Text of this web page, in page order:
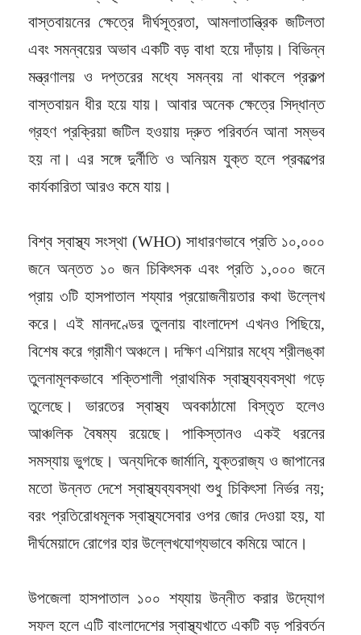
বাস্তবায়নের ক্ষেত্রে দীর্ঘসূত্রতা, আমলাতান্ত্রিক জটিলতা
এবং সমন্বয়ের অভাব একটি বড় বাধা হয়ে দাঁড়ায়। বিভিন্ন
মন্ত্রণালয় ও দপ্তরের মধ্যে সমন্বয় না থাকলে প্রকল্প
বাস্তবায়ন ধীর হয়ে যায়। আবার অনেক ক্ষেত্রে সিদ্ধান্ত
গ্রহণ প্রক্রিয়া জটিল হওয়ায় দ্রুত পরিবর্তন আনা সম্ভব
হয় না। এর সঙ্গে দুর্নীতি ও অনিয়ম যুক্ত হলে প্রকল্পের
কার্যকারিতা আরও কমে যায়।
বিশ্ব স্বাস্থ্য সংস্থা (WHO) সাধারণভাবে প্রতি ১০,০০০
জনে অন্তত ১০ জন চিকিৎসক এবং প্রতি ১,০০০ জনে
প্রায় ৩টি হাসপাতাল শয্যার প্রয়োজনীয়তার কথা উল্লেখ
করে। এই মানদণ্ডের তুলনায় বাংলাদেশ এখনও পিছিয়ে,
বিশেষ করে গ্রামীণ অঞ্চলে। দক্ষিণ এশিয়ার মধ্যে শ্রীলঙ্কা
তুলনামূলকভাবে শক্তিশালী প্রাথমিক স্বাস্থ্যব্যবস্থা গড়ে
তুলেছে। ভারতের স্বাস্থ্য অবকাঠামো বিস্তৃত হলেও
আঞ্চলিক বৈষম্য রয়েছে। পাকিস্তানও একই ধরনের
সমস্যায় ভুগছে। অন্যদিকে জার্মানি, যুক্তরাজ্য ও জাপানের
মতো উন্নত দেশে স্বাস্থ্যব্যবস্থা শুধু চিকিৎসা নির্ভর নয়;
বরং প্রতিরোধমূলক স্বাস্থ্যসেবার ওপর জোর দেওয়া হয়, যা
দীর্ঘমেয়াদে রোগের হার উল্লেখযোগ্যভাবে কমিয়ে আনে।
উপজেলা হাসপাতাল ১০০ শয্যায় উন্নীত করার উদ্যোগ
সফল হলে এটি বাংলাদেশের স্বাস্থ্যখাতে একটি বড় পরিবর্তন